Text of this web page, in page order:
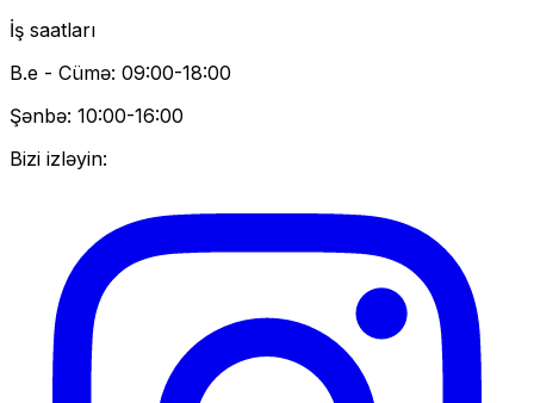
İş saatları
B.e - Cümə: 09:00-18:00
Şənbə: 10:00-16:00
Bizi izləyin: